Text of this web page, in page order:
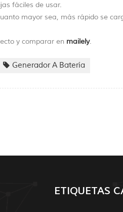
fáciles de usar.
mayor sea, más rápido se
y comparar en mailely.
Generador A Batería
ETIQUETAS